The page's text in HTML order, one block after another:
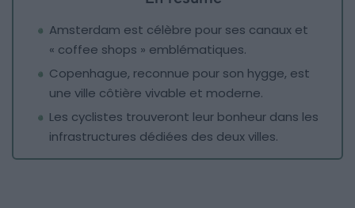
Amsterdam est célèbre pour ses canaux et
« coffee shops » emblématiques.
Copenhague, reconnue pour son hygge, est
une ville côtière vivable et moderne.
Les cyclistes trouveront leur bonheur dans les
infrastructures dédiées des deux villes.